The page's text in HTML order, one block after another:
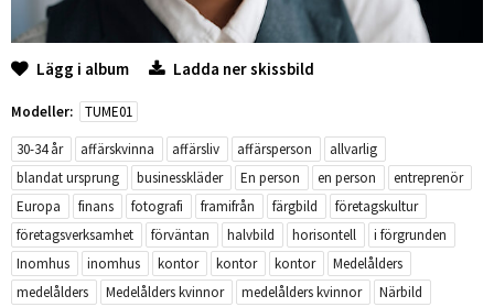
Lägg i album Ladda ner skissbild
Modeller:
TUME01
30-34 år
affärskvinna affärsliv affärsperson
allvarlig
blandat ursprung
businesskläder En person en person
entreprenör
Europa
finans fotografi framifrån färgbild
företagskultur
företagsverksamhet
förväntan halvbild horisontell
i förgrunden
Inomhus
inomhus kontor kontor kontor
Medelålders
medelålders
Medelålders kvinnor medelålders kvinnor
Närbild